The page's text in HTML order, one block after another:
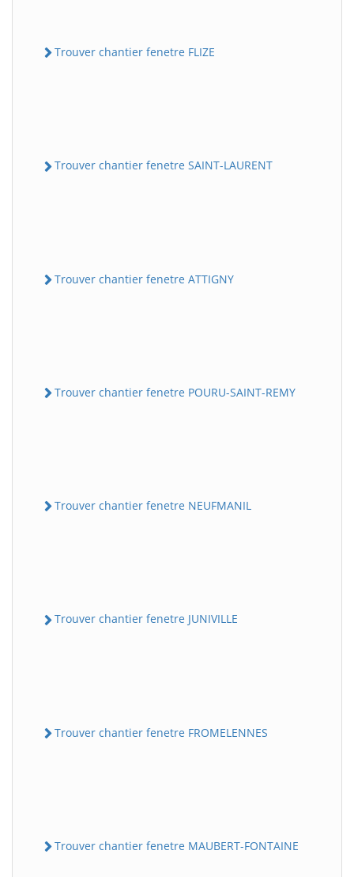
Trouver chantier fenetre FLIZE
Trouver chantier fenetre SAINT-LAURENT
Trouver chantier fenetre ATTIGNY
Trouver chantier fenetre POURU-SAINT-REMY
Trouver chantier fenetre NEUFMANIL
Trouver chantier fenetre JUNIVILLE
Trouver chantier fenetre FROMELENNES
Trouver chantier fenetre MAUBERT-FONTAINE